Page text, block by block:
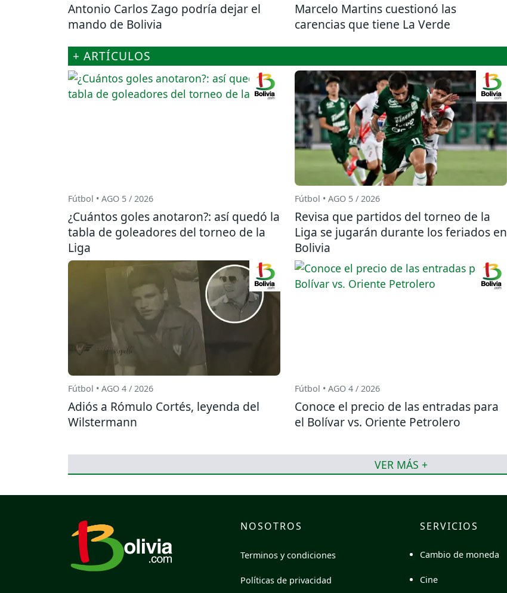
Antonio Carlos Zago podría dejar el
mando de Bolivia
Marcelo Martins cuestionó las
carencias que tiene La Verde
+ ARTÍCULOS
Fútbol • AGO 5 / 2026
¿Cuántos goles anotaron?: así quedó la
tabla de goleadores del torneo de la
Liga
Fútbol • AGO 5 / 2026
Revisa que partidos del torneo de la
Liga se jugarán durante los feriados en
Bolivia
Fútbol • AGO 4 / 2026
Adiós a Rómulo Cortés, leyenda del
Wilstermann
Fútbol • AGO 4 / 2026
Conoce el precio de las entradas para
el Bolívar vs. Oriente Petrolero
VER MÁS +
NOSOTROS
Terminos y condiciones
Políticas de privacidad
SERVICIOS
Cambio de moneda
Cine